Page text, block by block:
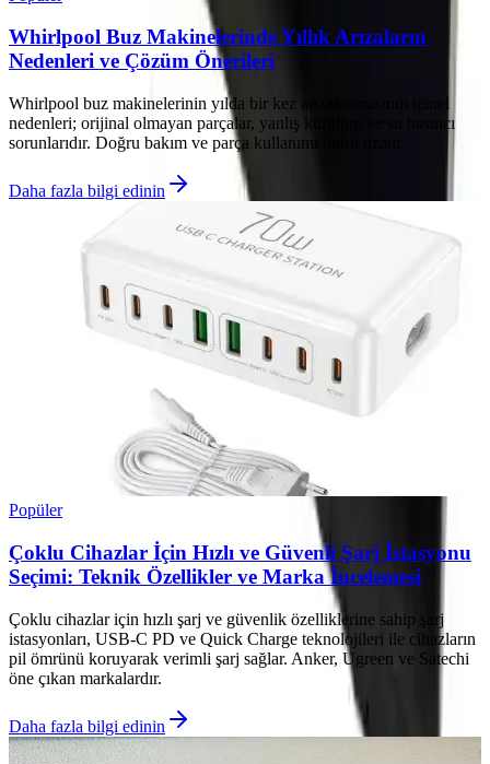
Whirlpool Buz Makinelerinde Yıllık Arızaların
Nedenleri ve Çözüm Önerileri
Whirlpool buz makinelerinin yılda bir kez arızalanmasının temel
nedenleri; orijinal olmayan parçalar, yanlış kurulum ve su basıncı
sorunlarıdır. Doğru bakım ve parça kullanımı ömrü uzatır.
Daha fazla bilgi edinin
Popüler
Çoklu Cihazlar İçin Hızlı ve Güvenli Şarj İstasyonu
Seçimi: Teknik Özellikler ve Marka İncelemesi
Çoklu cihazlar için hızlı şarj ve güvenlik özelliklerine sahip şarj
istasyonları, USB-C PD ve Quick Charge teknolojileri ile cihazların
pil ömrünü koruyarak verimli şarj sağlar. Anker, Ugreen ve Satechi
öne çıkan markalardır.
Daha fazla bilgi edinin